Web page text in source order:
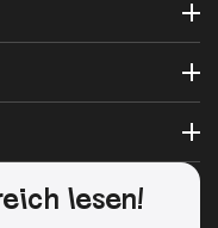
lesen!